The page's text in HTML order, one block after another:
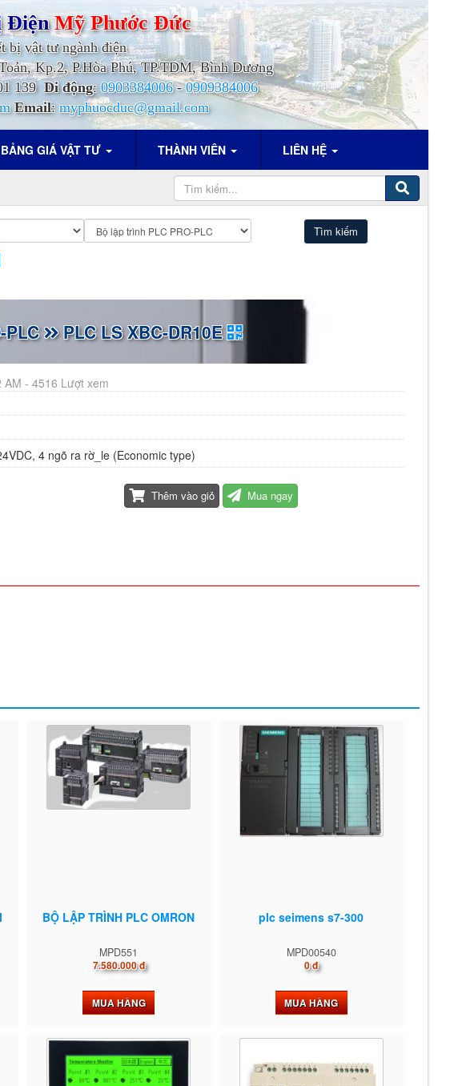
ĐiệnMỹ PhướcĐức
bị vật tư ngành điện
Kp.2, P.Hòa Phú, TP.TDM, Bình Dương
139 Di động:0903384006-0909384006
Email:myphuocduc@gmail.com
BẢNG GIÁ VẬT TƯ THÀNH VIÊN LIÊN HỆ
PLC PLC LS XBC-DR10E
- 4516 Lượt xem
4 ngõ ra rờ_le (Economic type)
Thêm vào giỏ Mua ngay
BỘ LẬP TRÌNH PLC OMRON
MPD551
7.580.000 đ
MUA HÀNG
plc seimens s7-300
MPD00540
0 đ
MUA HÀNG